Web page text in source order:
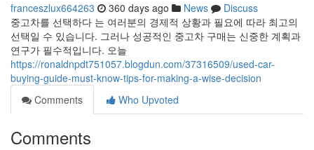
franceszlux664263 360 days ago News
Discuss
중고차를 선택하다 는 여러분의 경제적 상황과 필요에 따라 최고의
선택일 수 있습니다. 그러나 성공적인 중고차 구매는 신중한 계획과
연구가 필수적입니다. 오늘
https://ronaldnpdt751057.blogdun.com/37316509/used-car-
buying-guide-must-know-tips-for-making-a-wise-decision
Comments
Who Upvoted
Comments